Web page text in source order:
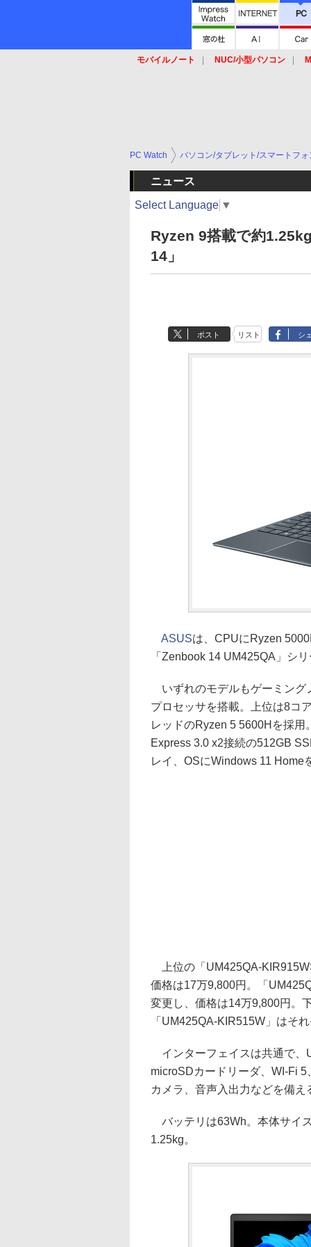
モバイルノート NUC/小型パソコン
PC Watch パソコン/タブレット/スマートフォ
ニュース
Select Language ▼
Ryzen 9搭載で約
14」
ポスト リスト シ
ASUSは、CPUにRyzen
「Zenbook 14 UM425QA」シ
いずれのモデルもゲーミング
プロセッサを搭載。上位は8コ
レッドのRyzen 5 5600Hを採
Express 3.0 x2接続の512GB
レイ、OSにWindows 11 Home
上位の「UM425QA-
価格は17万9,800円。「
変更し、価格は14万9,800円。
「UM425QA-KIR515W」はそ
インターフェイスは共通で、
microSDカードリーダ、WI-Fi
カメラ、音声入出力などを備え
バッテリは63Wh。本体サイ
1.25kg。